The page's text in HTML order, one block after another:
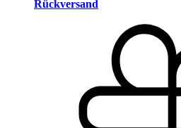
Rückversand